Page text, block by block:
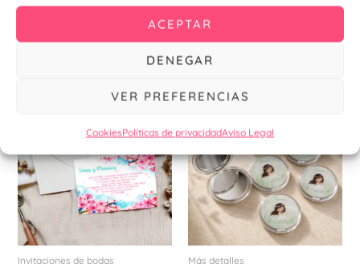
ACEPTAR
DENEGAR
VER PREFERENCIAS
CookiesPolíticas de privacidadAviso Legal
Productos relacionados
Invitaciones de bodas Más detalles